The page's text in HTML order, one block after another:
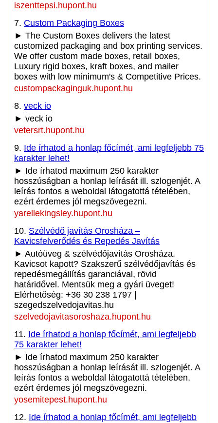
iszenttepsi.hupont.hu
7. Custom Packaging Boxes
► The Custom Boxes delivers the latest
customized packaging and box printing services.
We offer custom made boxes, retail boxes,
Luxury rigid boxes, kraft boxes, and mailer
boxes with low minimum's & Competitive Prices.
custompackaginguk.hupont.hu
8. veck io
► veck io
vetersrt.hupont.hu
9. Ide írhatod a honlap főcímét, ami legfeljebb 75
karakter lehet!
► Ide írhatod maximum 250 karakter
hosszúságban a honlap leírását ill. szlogenjét. A
leírás fontos a weboldal látogatottá tételében,
ezért érdemes jól megszövegezni.
yarellekingsley.hupont.hu
10. Szélvédő javítás Orosháza –
Kavicsfelverődés és Repedés Javítás
► Autóüveg & szélvédőjavítás Orosháza.
Kavicsot kapott? Szakszerű szélvédőjavítás és
repedésmegállítás garanciával, rövid
határidővel. Mentsük meg a gyári üveget!
Elérhetőség: +36 30 238 1797 |
szegedszelvedojavitas.hu
szelvedojavitasoroshaza.hupont.hu
11. Ide írhatod a honlap főcímét, ami legfeljebb
75 karakter lehet!
► Ide írhatod maximum 250 karakter
hosszúságban a honlap leírását ill. szlogenjét. A
leírás fontos a weboldal látogatottá tételében,
ezért érdemes jól megszövegezni.
yosemitepest.hupont.hu
12. Ide írhatod a honlap főcímét, ami legfeljebb